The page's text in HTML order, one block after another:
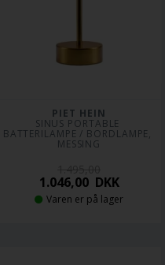
PIET HEIN
SINUS PORTABLE
BATTERILAMPE / BORDLAMPE,
MESSING
1.046,00DKK
Varen er på lager